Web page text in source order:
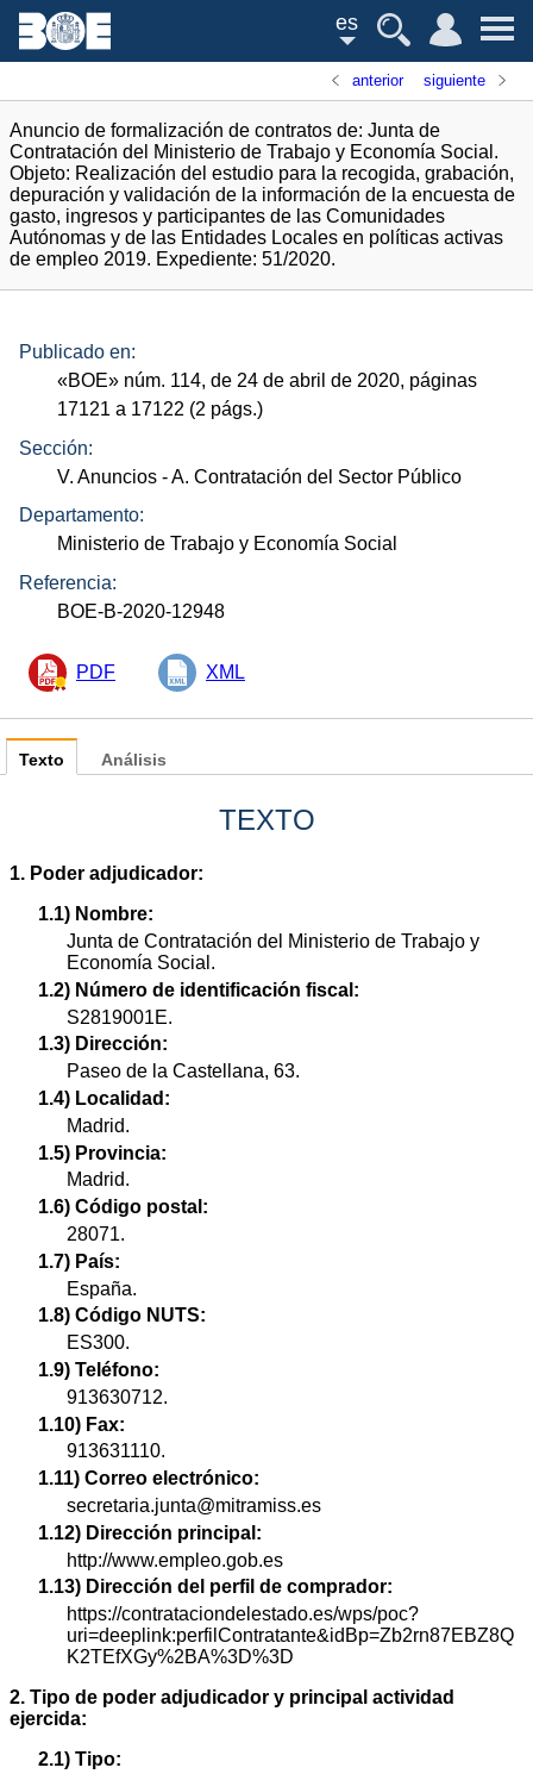
es
anterior siguiente
Anuncio de formalización de contratos de: Junta de
Contratación del Ministerio de Trabajo y Economía Social.
Objeto: Realización del estudio para la recogida, grabación,
depuración y validación de la información de la encuesta de
gasto, ingresos y participantes de las Comunidades
Autónomas y de las Entidades Locales en políticas activas
de empleo 2019. Expediente: 51/2020.
Publicado en:
«BOE» núm. 114, de 24 de abril de 2020, páginas
17121 a 17122 (2 págs.)
Sección:
V. Anuncios - A. Contratación del Sector Público
Departamento:
Ministerio de Trabajo y Economía Social
Referencia:
BOE-B-2020-12948
PDF XML
Texto
TEXTO
1. Poder adjudicador:
1.1) Nombre:
Junta de Contratación del Ministerio de Trabajo y
Economía Social.
1.2) Número de identificación fiscal:
S2819001E.
1.3) Dirección:
Paseo de la Castellana, 63.
1.4) Localidad:
Madrid.
1.5) Provincia:
Madrid.
1.6) Código postal:
28071.
1.7) País:
España.
1.8) Código NUTS:
ES300.
1.9) Teléfono:
913630712.
1.10) Fax:
913631110.
1.11) Correo electrónico:
secretaria.junta@mitramiss.es
1.12) Dirección principal:
http://www.empleo.gob.es
1.13) Dirección del perfil de comprador:
https://contrataciondelestado.es/wps/poc?
uri=deeplink:perfilContratante&idBp=Zb2rn87EBZ8Q
K2TEfXGy%2BA%3D%3D
2. Tipo de poder adjudicador y principal actividad
ejercida:
2.1) Tipo:
Análisis